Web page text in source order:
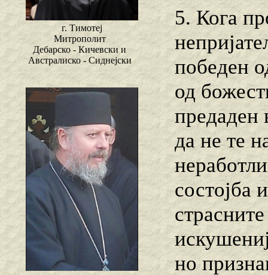
г. Тимотеј
Митрополит
Дебарско - Кичевски и
Австралиско - Сиднејски
5. Кога
победен
од
предаден
да не те
состојба
но